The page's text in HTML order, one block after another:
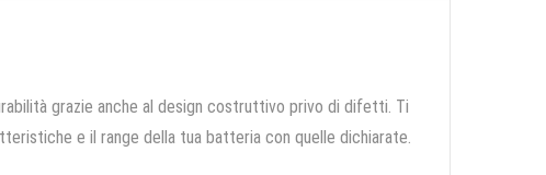
grazie anche al design costruttivo privo di difetti. Ti
e il range della tua batteria con quelle dichiarate.